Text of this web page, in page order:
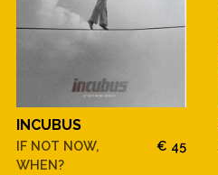
INCUBUS
IF NOT NOW,
WHEN?
€ 45